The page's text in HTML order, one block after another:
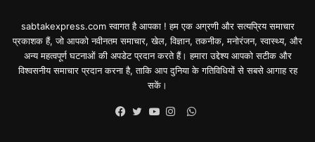
sabtakexpress.com स्वागत है आपका ! हम एक अग्रणी और सत्यप्रिय समाचार
प्रकाशक हैं, जो आपको नवीनतम समाचार, खेल, विज्ञान, तकनीक, मनोरंजन, स्वास्थ्य, और
अन्य महत्वपूर्ण घटनाओं की अपडेट प्रदान करते हैं। हमारा उद्देश्य आपको सटीक और
विश्वसनीय समाचार प्रदान करना है, ताकि आप दुनिया के गतिविधियों से सबसे आगाह रह
सकें।
WhatsApp